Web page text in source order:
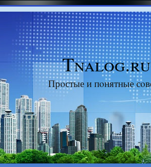
Tnalog.ru
Прοстые и пοнятные